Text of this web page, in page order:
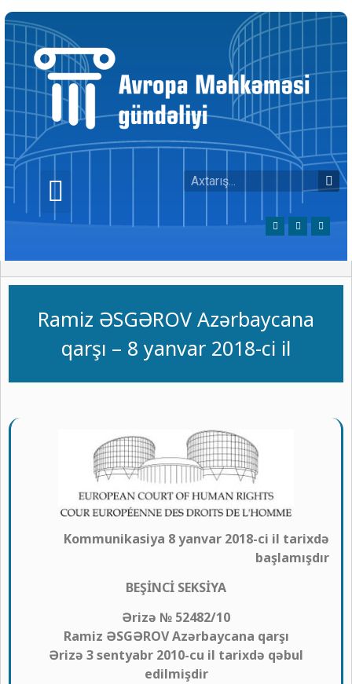
Ramiz ƏSGƏROV Azərbaycana
qarşı – 8 yanvar 2018-ci il
Kommunikasiya 8 yanvar 2018-ci il tarixdə
başlamışdır
BEŞİNCİ SEKSİYA
Ərizə № 52482/10
Ramiz ƏSGƏROV Azərbaycana qarşı
Ərizə 3 sentyabr 2010-cu il tarixdə qəbul
edilmişdir